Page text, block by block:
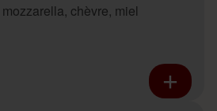
chèvre, miel